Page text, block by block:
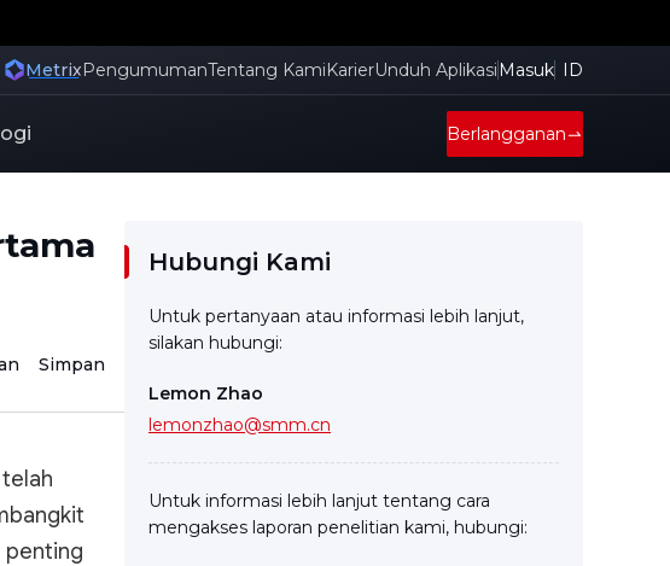
MetrixPengumumanTentang KamiKarierUnduh Aplikasi Masuk ID
Berlangganan
Simpan
penting
Hubungi Kami
Untuk pertanyaan atau informasi lebih lanjut,
silakan hubungi:
Lemon Zhao
lemonzhao@smm.cn
Untuk informasi lebih lanjut tentang cara
mengakses laporan penelitian kami, hubungi: